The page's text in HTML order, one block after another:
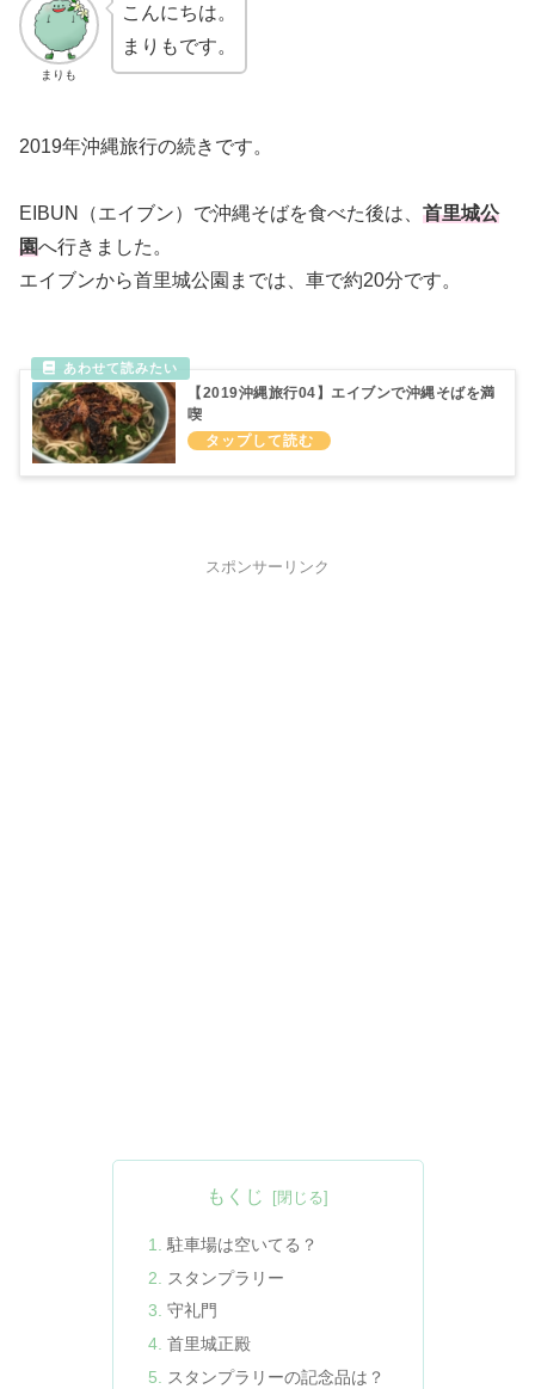
まりも
こんにちは。
まりもです。
2019年沖縄旅行の続きです。
EIBUN（エイブン）で沖縄そばを食べた後は、 首里城公
園へ行きました。
エイブンから首里城公園までは、車で約20分です。
【2019沖縄旅行04】エイブンで沖縄そばを満
喫
スポンサーリンク
もくじ
駐車場は空いてる？
スタンプラリー
守礼門
首里城正殿
スタンプラリーの記念品は？